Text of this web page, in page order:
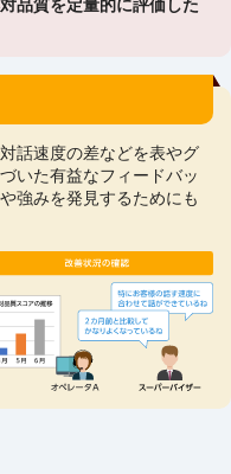
品質を定量的に評価した
話速度の差などを表やグ
いた有益なフィードバッ
強みを発見するためにも